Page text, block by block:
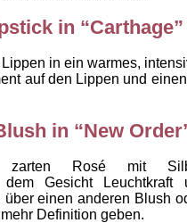
in “Carthage”
in ein warmes,
auf den Lippen und
in “New
Rosé mit
dem Gesicht Leuchtkraft
über einen anderen Blush
Definition geben.